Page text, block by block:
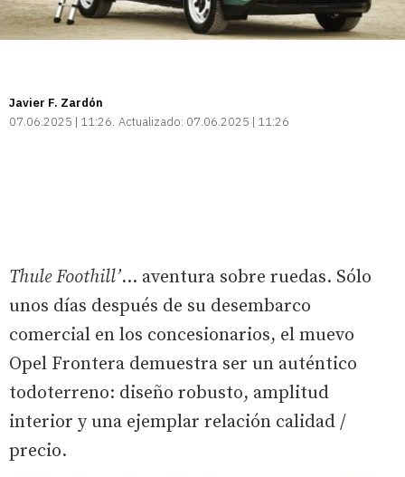
Javier F. Zardón
07.06.2025 | 11:26 Actualizado: 07.06.2025 | 11:26
Thule Foothill’… aventura sobre ruedas. Sólo
unos días después de su desembarco
comercial en los concesionarios, el muevo
Opel Frontera demuestra ser un auténtico
todoterreno: diseño robusto, amplitud
interior y una ejemplar relación calidad /
precio.